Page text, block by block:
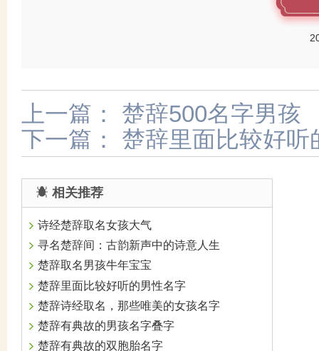
上一篇：
楚辞500名字男孩
下一篇：
楚辞里面比较好听
相关推荐
诗经楚辞取名女孩大气
寻名楚辞间：古韵新声中的诗意人生
楚辞取名男孩牛年宝宝
楚辞里面比较好听的男性名字
楚辞诗经取名，那些唯美的女孩名字
楚辞有典故的男孩名字叠字
楚辞有典故的双胞胎名字